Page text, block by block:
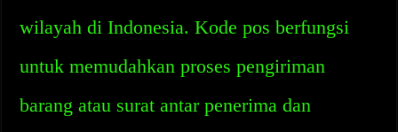
wilayah di Indonesia. Kode pos berfungsi
untuk memudahkan proses pengiriman
barang atau surat antar penerima dan